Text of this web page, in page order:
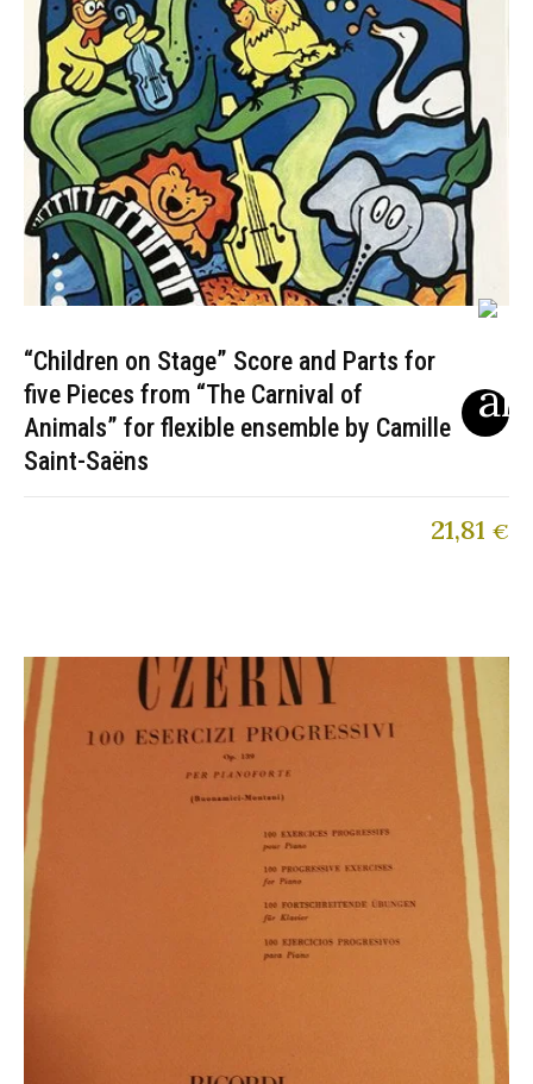
“Children on Stage” Score and Parts for
five Pieces from “The Carnival of
Animals” for flexible ensemble by Camille
Saint-Saëns
21,81 €